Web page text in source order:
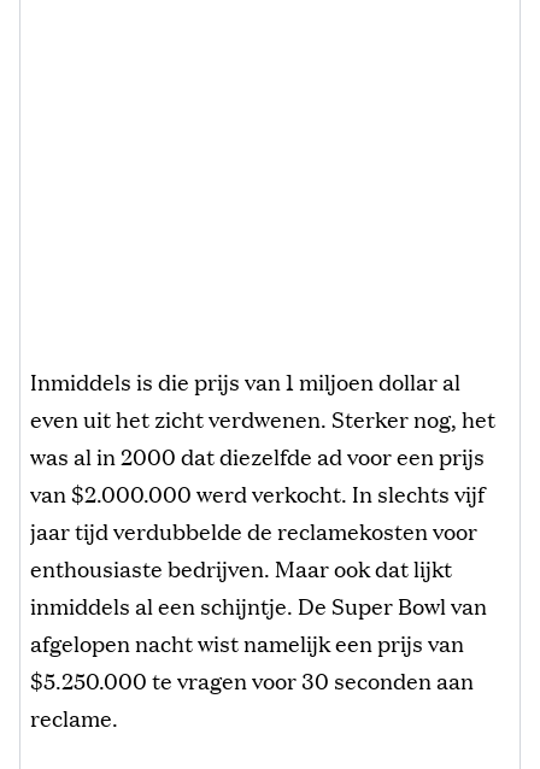
Inmiddels is die prijs van 1 miljoen dollar al
even uit het zicht verdwenen. Sterker nog, het
was al in 2000 dat diezelfde ad voor een prijs
van $2.000.000 werd verkocht. In slechts vijf
jaar tijd verdubbelde de reclamekosten voor
enthousiaste bedrijven. Maar ook dat lijkt
inmiddels al een schijntje. De Super Bowl van
afgelopen nacht wist namelijk een prijs van
$5.250.000 te vragen voor 30 seconden aan
reclame.